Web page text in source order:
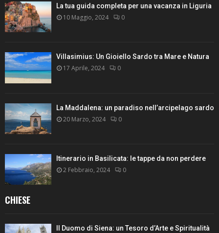
La tua guida completa per una vacanza in Liguria
10 Maggio, 2024 0
Villasimius: Un Gioiello Sardo tra Mare e Natura
17 Aprile, 2024 0
La Maddalena: un paradiso nell’arcipelago sardo
20 Marzo, 2024 0
Itinerario in Basilicata: le tappe da non perdere
2 Febbraio, 2024 0
CHIESE
Il Duomo di Siena: un Tesoro d’Arte e Spiritualità